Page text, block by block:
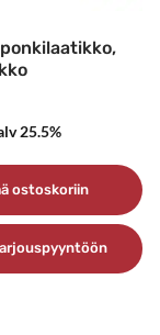
25.5%
ostoskoriin